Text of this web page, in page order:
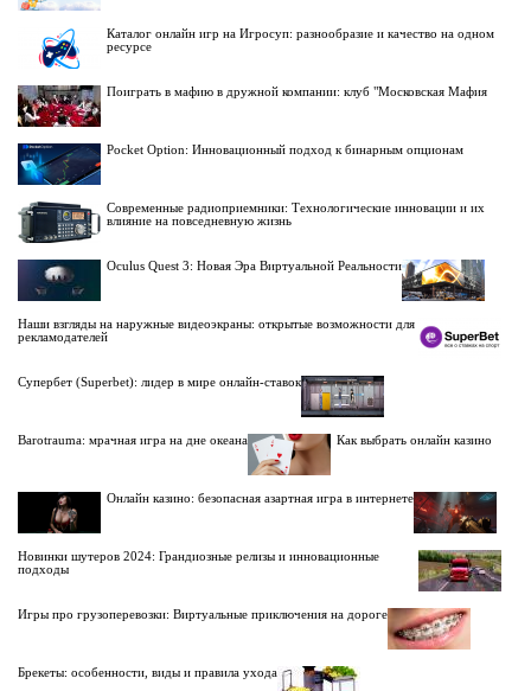
Каталог онлайн игр на Игросуп: разнообразие и качество на одном
ресурсе
Поиграть в мафию в дружной компании: клуб "Московская Мафия
Pocket Option: Инновационный подход к бинарным опционам
Современные радиоприемники: Технологические инновации и их
влияние на повседневную жизнь
Oculus Quest 3: Новая Эра Виртуальной Реальности
Наши взгляды на наружные видеоэкраны: открытые возможности для
рекламодателей
Супербет (Superbet): лидер в мире онлайн-ставок
Barotrauma: мрачная игра на дне океана Как выбрать онлайн казино
Онлайн казино: безопасная азартная игра в интернете
Новинки шутеров 2024: Грандиозные релизы и инновационные
подходы
Игры про грузоперевозки: Виртуальные приключения на дороге
Брекеты: особенности, виды и правила ухода